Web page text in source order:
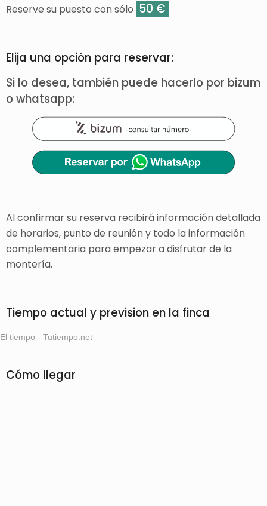
Reserve su puesto con sólo 50 €
Elija una opción para reservar:
Si lo desea, también puede hacerlo por bizum
o whatsapp:
Al confirmar su reserva recibirá información detallada
de horarios, punto de reunión y todo la información
complementaria para empezar a disfrutar de la
montería.
Tiempo actual y prevision en la finca
El tiempo - Tutiempo.net
Cómo llegar